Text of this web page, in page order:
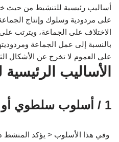
أساليب رئيسية للتنشيط من حيث
على مردودية وسلوك وإنتاج
الاختلاف على الجماعة، ويترتب
بالنسبة إلى عمل الجماعة
على العموم لا تخرج عن الأشكال
الأساليب
1 / أسلوب سلطوي أو توجيهي :
وفي هذا الأسلوب < يؤكد المنشط